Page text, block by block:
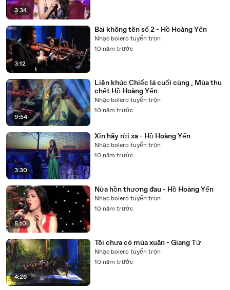
3:34
3:12
Bài không tên số 2 - Hồ Hoàng Yến
Nhạc bolero tuyển trọn
10 năm trước
9:54
Liên khúc Chiếc lá cuối cùng , Mùa thu
chết Hồ Hoàng Yến
Nhạc bolero tuyển trọn
10 năm trước
3:30
Xin hãy rời xa - Hồ Hoàng Yến
Nhạc bolero tuyển trọn
10 năm trước
5:10
Nửa hồn thương đau - Hồ Hoàng Yến
Nhạc bolero tuyển trọn
10 năm trước
4:26
Tôi chưa có mùa xuân - Giang Tử
Nhạc bolero tuyển trọn
10 năm trước